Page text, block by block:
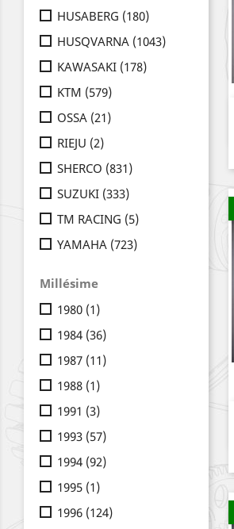
HUSABERG (180)
HUSQVARNA (1043)
KAWASAKI (178)
KTM (579)
OSSA (21)
RIEJU (2)
SHERCO (831)
SUZUKI (333)
TM RACING (5)
YAMAHA (723)
Millésime
1980 (1)
1984 (36)
1987 (11)
1988 (1)
1991 (3)
1993 (57)
1994 (92)
1995 (1)
1996 (124)